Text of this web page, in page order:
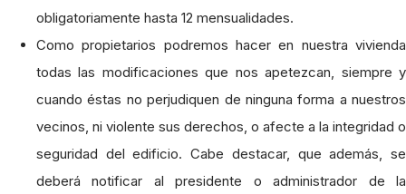
obligatoriamente hasta 12 mensualidades.
Como propietarios podremos hacer en nuestra vivienda
todas las modificaciones que nos apetezcan, siempre y
cuando éstas no perjudiquen de ninguna forma a nuestros
vecinos, ni violente sus derechos, o afecte a la integridad o
seguridad del edificio. Cabe destacar, que además, se
deberá notificar al presidente o administrador de la